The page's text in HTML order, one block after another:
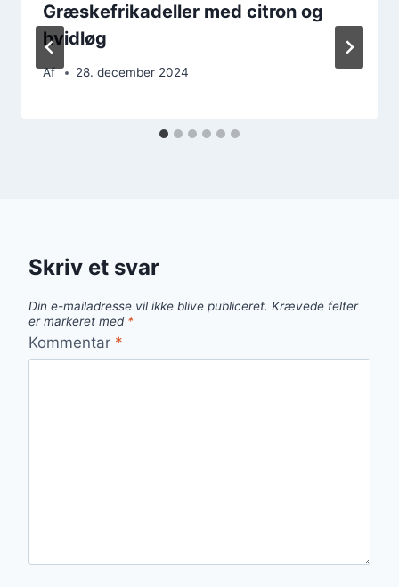
Græskefrikadeller med citron og
hvidløg
Af 28. december 2024
Skriv et svar
Din e-mailadresse vil ikke blive publiceret. Krævede felter
er markeret med *
Kommentar *